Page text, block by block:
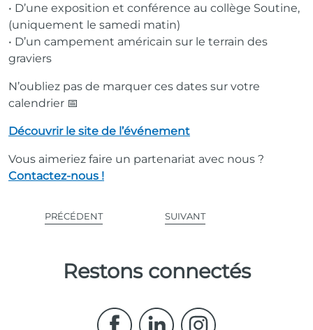
• D’une exposition et conférence au collège Soutine,
(uniquement le samedi matin)
• D’un campement américain sur le terrain des
graviers
N’oubliez pas de marquer ces dates sur votre
calendrier 📅
Découvrir le site de l’événement
Vous aimeriez faire un partenariat avec nous ?
Contactez-nous !
PRÉCÉDENT SUIVANT
Restons connectés